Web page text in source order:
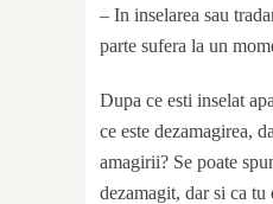
– In inselarea sau
parte sufera la un
Dupa ce esti inselat
ce este dezamagirea,
amagirii? Se poate
dezamagit, dar si ca tu